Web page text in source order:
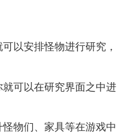
以安排怪物进行研究，
可以在研究界面之中进
物们、家具等在游戏中